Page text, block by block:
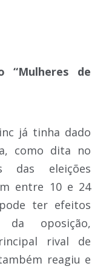
“Mulheres de
já tinha dado
como dita no
das eleições
entre 10 e 24
ter efeitos
oposição,
rival de
reagiu e